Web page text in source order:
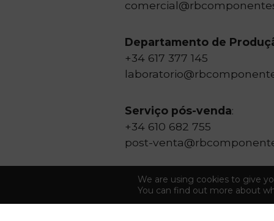
Departamento de
+34 617 377 145
Serviço pós-venda:
+34 610 682 755
post-
We are using cookies to give
You can find out more about